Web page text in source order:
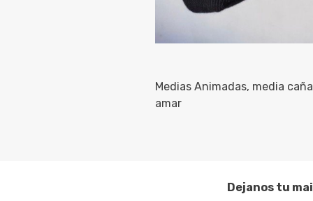
Medias Animadas, media
amar
Dejanos tu